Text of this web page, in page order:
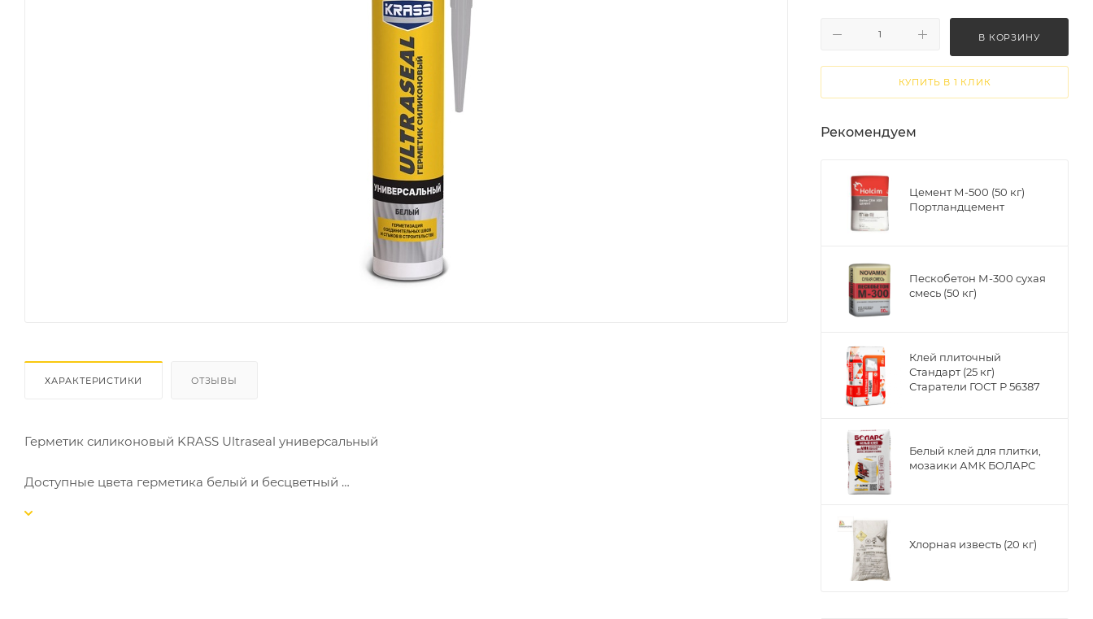
ХАРАКТЕРИСТИКИ ОТЗЫВЫ
Герметик силиконовый KRASS Ultraseal универсальный
Доступные цвета герметика белый и бесцветный
В КОРЗИНУ
КУПИТЬ В 1 КЛИК
Рекомендуем
Цемент М-500 (50 кг)
Портландцемент
Пескобетон М-300 сухая
смесь (50 кг)
Клей плиточный
Стандарт (25 кг)
Старатели ГОСТ Р 56387
Белый клей для плитки,
мозаики АМК БОЛАРС
Хлорная известь (20 кг)